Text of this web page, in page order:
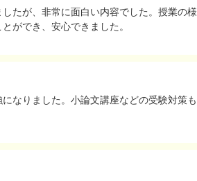
たが、非常に面白い内容でした。授業の様
ができ、安心できました。
なりました。小論文講座などの受験対策も